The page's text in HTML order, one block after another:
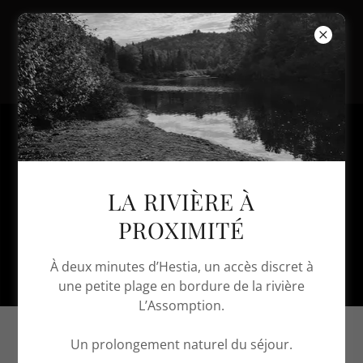
CONTACT
LA RIVIÈRE À
PROXIMITÉ
À deux minutes d’Hestia, un accès discret à
une petite plage en bordure de la rivière
L’Assomption.
Un prolongement naturel du séjour.